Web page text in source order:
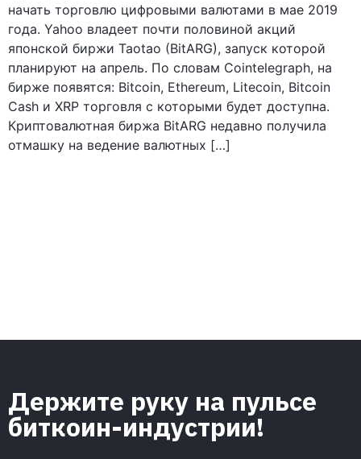
начать торговлю цифровыми валютами в мае 2019
года. Yahoo владеет почти половиной акций
японской биржи Taotao (BitARG), запуск которой
планируют на апрель. По словам Cointelegraph, на
бирже появятся: Bitcoin, Ethereum, Litecoin, Bitcoin
Cash и XRP торговля с которыми будет доступна.
Криптовалютная биржа BitARG недавно получила
отмашку на ведение валютных […]
Держите руку на пульсе
биткоин-индустрии!